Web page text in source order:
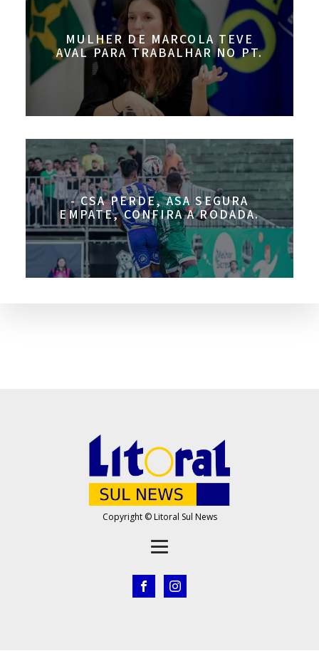
MULHER DE MARCOLA TEVE
AVAL PARA TRABALHAR NO PT.
- CSA PERDE, ASA SEGURA
EMPATE, CONFIRA A RODADA.
Copyright © Litoral Sul News